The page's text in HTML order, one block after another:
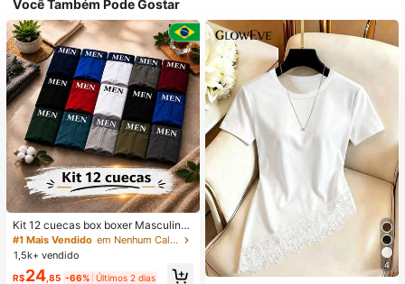
Você Também Pode Gostar
Kit 12 cuecas box boxer Masculinas
Premium Microfibra Confort Boxer o
u 4
#1 Mais Vendido
em Nenhum Calções de banho masculinos
1,5k+ vendido
R$24 ,85 -66% Últimos 2 dias
4